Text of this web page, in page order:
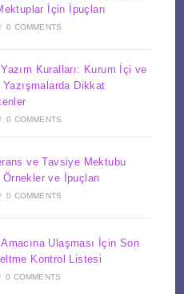
İçin İpuçları
/ 0 COMMENTS
Kuralları: Kurum İçi ve
Yazışmalarda Dikkat
/ 0 COMMENTS
ve Tavsiye Mektubu
Örnekler ve İpuçları
/ 0 COMMENTS
Ulaşması İçin Son
Kontrol Listesi
0 COMMENTS